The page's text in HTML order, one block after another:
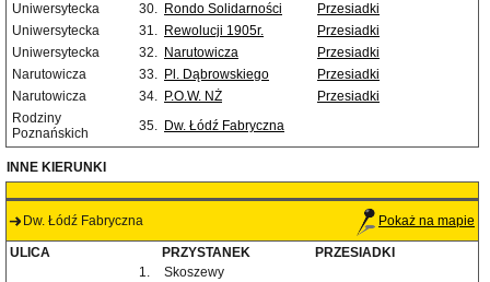
Uniwersytecka
30. Rondo Solidarności
Przesiadki
Uniwersytecka
31. Rewolucji 1905r.
Przesiadki
Uniwersytecka
32. Narutowicza
Przesiadki
Narutowicza
33. Pl. Dąbrowskiego
Przesiadki
Narutowicza
34. P.O.W. NŻ
Przesiadki
Rodziny
Poznańskich
35. Dw. Łódź Fabryczna
INNE KIERUNKI
Dw. Łódź Fabryczna Pokaż na mapie
ULICA PRZYSTANEK
PRZESIADKI
1.
Skoszewy